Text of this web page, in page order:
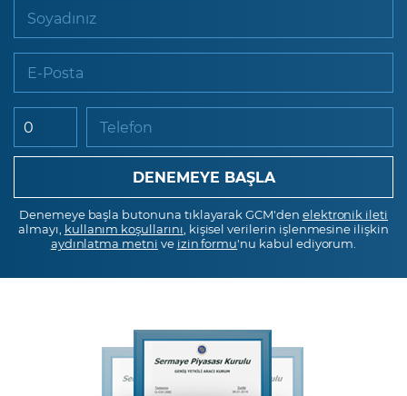
Soyadınız
E-Posta
Telefon
Denemeye başla butonuna tıklayarak GCM'den elektronik ileti
almayı, kullanım koşullarını , kişisel verilerin işlenmesine ilişkin
aydınlatma metni ve izin formu'nu kabul ediyorum.